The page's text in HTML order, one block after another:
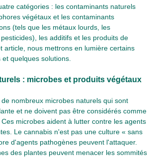
catégories : les contaminants naturels
végétaux et les contaminants
(tels que les métaux lourds, les
les additifs et les produits de
article, nous mettrons en lumière certains
quelques solutions.
: microbes et produits végétaux
nombreux microbes naturels qui sont
et ne doivent pas être considérés comme
microbes aident à lutter contre les agents
Le cannabis n'est pas une culture « sans
d'agents pathogènes peuvent l'attaquer.
des plantes peuvent menacer les sommités